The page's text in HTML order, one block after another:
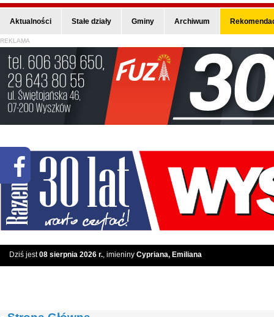
Aktualności Stałe działy Gminy Archiwum
REKLAMA
Dziś jest08 sierpnia 2026 r., imieniny Cypriana, Emiliana